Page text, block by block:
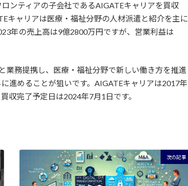
ンティアの子会社であるAIGATEキャリアを買収
キャリアは医療・福祉分野の人材派遣と紹介を主に
年の売上高は9億2800万円ですが、営業利益は
業務提携し、医療・福祉分野で新しい働き方を推進
進めることが狙いです。AIGATEキャリアは2017年
収完了予定日は2024年7月1日です。
次の記事